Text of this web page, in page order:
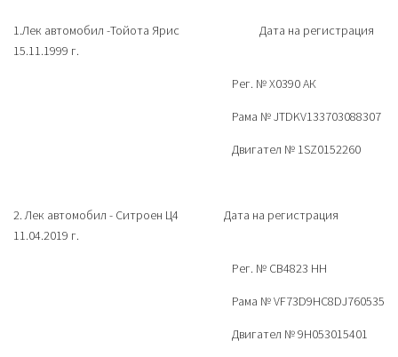
1.Лек автомобил -Тойота Ярис Дата на регистрация
15.11.1999 г.
Рег. № Х0390 АК
Рама № JTDKV133703088307
Двигател № 1SZ0152260
2. Лек автомобил - Ситроен Ц4 Дата на регистрация
11.04.2019 г.
Рег. № СВ4823 НН
Рама № VF73D9HC8DJ760535
Двигател № 9H053015401